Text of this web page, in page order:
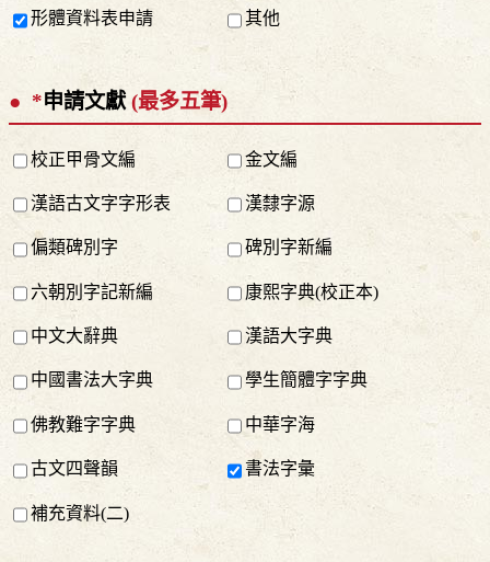
形體資料表申請 其他
*申請文獻 (最多五筆)
校正甲骨文編 金文編
漢語古文字字形表 漢隸字源
偏類碑別字 碑別字新編
六朝別字記新編 康熙字典(校正本)
中文大辭典 漢語大字典
中國書法大字典 學生簡體字字典
佛教難字字典 中華字海
古文四聲韻 書法字彙
補充資料(二)